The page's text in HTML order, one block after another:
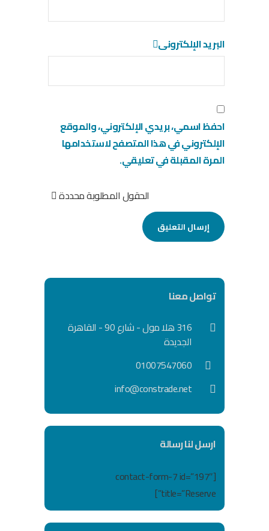
البريد الإلكترونى
احفظ اسمي، بريدي الإلكتروني، والموقع
الإلكتروني في هذا المتصفح لاستخدامها
المرة المقبلة في تعليقي.
الحقول المطلوبة محددة
تواصل معنا
316 هلا مول - شارع 90 - القاهرة
الجديدة
01007547060
info@constrade.net
ارسل لنا رسالة
[contact-form-7 id=”197″
title=”Reserve”]